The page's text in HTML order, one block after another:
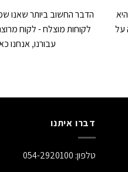
על
הדבר החשוב ביותר שאנו
לקוחות מוצלח - לקוח
עבורנו, אנחנו
דברו איתנו
טלפון: 054-2920100